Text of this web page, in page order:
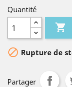
Quantité

 Rupture de
Partager